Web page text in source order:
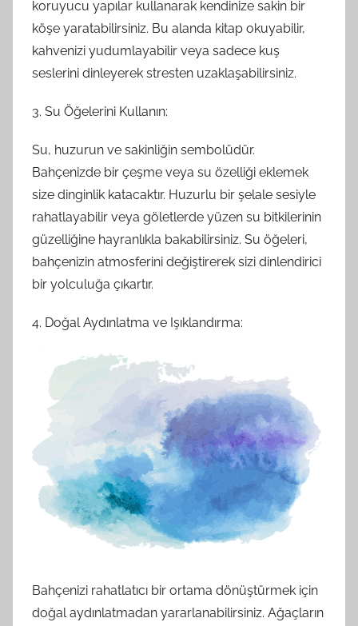
koruyucu yapılar kullanarak kendinize sakin bir
köşe yaratabilirsiniz. Bu alanda kitap okuyabilir,
kahvenizi yudumlayabilir veya sadece kuş
seslerini dinleyerek stresten uzaklaşabilirsiniz.
3. Su Öğelerini Kullanın:
Su, huzurun ve sakinliğin sembolüdür.
Bahçenizde bir çeşme veya su özelliği eklemek
size dinginlik katacaktır. Huzurlu bir şelale sesiyle
rahatlayabilir veya göletlerde yüzen su bitkilerinin
güzelliğine hayranlıkla bakabilirsiniz. Su öğeleri,
bahçenizin atmosferini değiştirerek sizi dinlendirici
bir yolculuğa çıkartır.
4. Doğal Aydınlatma ve Işıklandırma:
Bahçenizi rahatlatıcı bir ortama dönüştürmek için
doğal aydınlatmadan yararlanabilirsiniz. Ağaçların